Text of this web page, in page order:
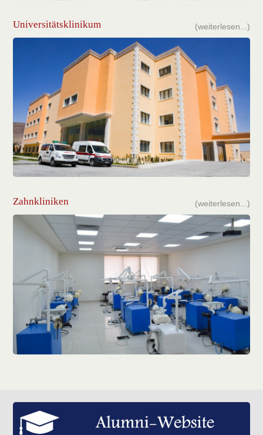
Universitätsklinikum (weiterlesen...)
Zahnkliniken (weiterlesen...)